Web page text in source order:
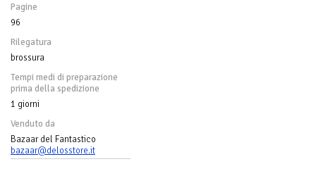
Pagine
96
Rilegatura
brossura
Tempi medi di preparazione
prima della spedizione
1 giorni
Venduto da
Bazaar del Fantastico
bazaar@delosstore.it